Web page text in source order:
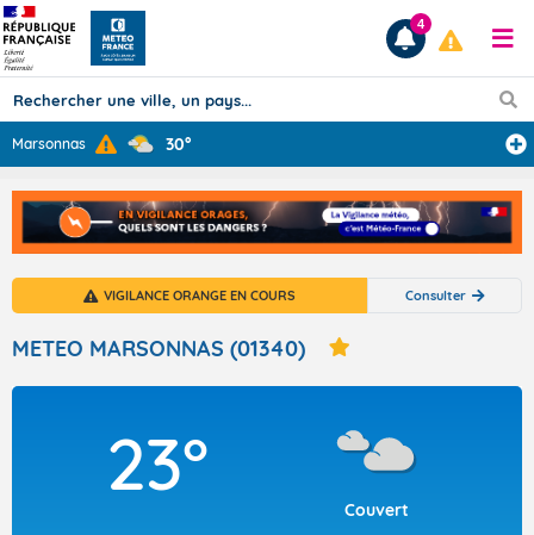
Prévisions
TOUS LES RÉSULTATS
Articles
4
Marsonnas 30°
VIGILANCE ORANGE EN COURS Consulter
METEO MARSONNAS (01340)
23°
Couvert